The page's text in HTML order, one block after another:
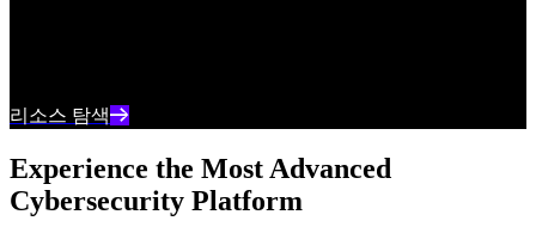
리소스 탐색
Experience the Most Advanced
Cybersecurity Platform